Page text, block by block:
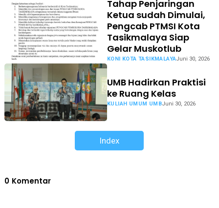
Tahap Penjaringan
Ketua sudah Dimulai,
Pengcab PTMSI Kota
Tasikmalaya Siap
Gelar Muskotlub
KONI KOTA TASIKMALAYAJuni 30, 2026
UMB Hadirkan Praktisi
ke Ruang Kelas
KULIAH UMUM UMBJuni 30, 2026
Index
0 Komentar